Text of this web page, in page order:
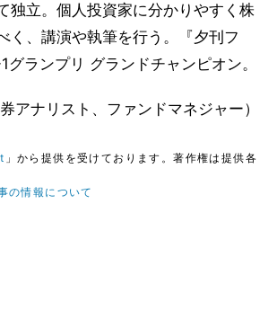
独立。個人投資家に分かりやすく株
く、講演や執筆を行う。『夕刊フ
グランプリ グランドチャンピオン。
アナリスト、ファンドマネジャー）
」から提供を受けております。著作権は提供各
の情報について